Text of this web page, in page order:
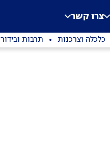
צרו קשר
כלכלה וצרכנות תרבות ובידור